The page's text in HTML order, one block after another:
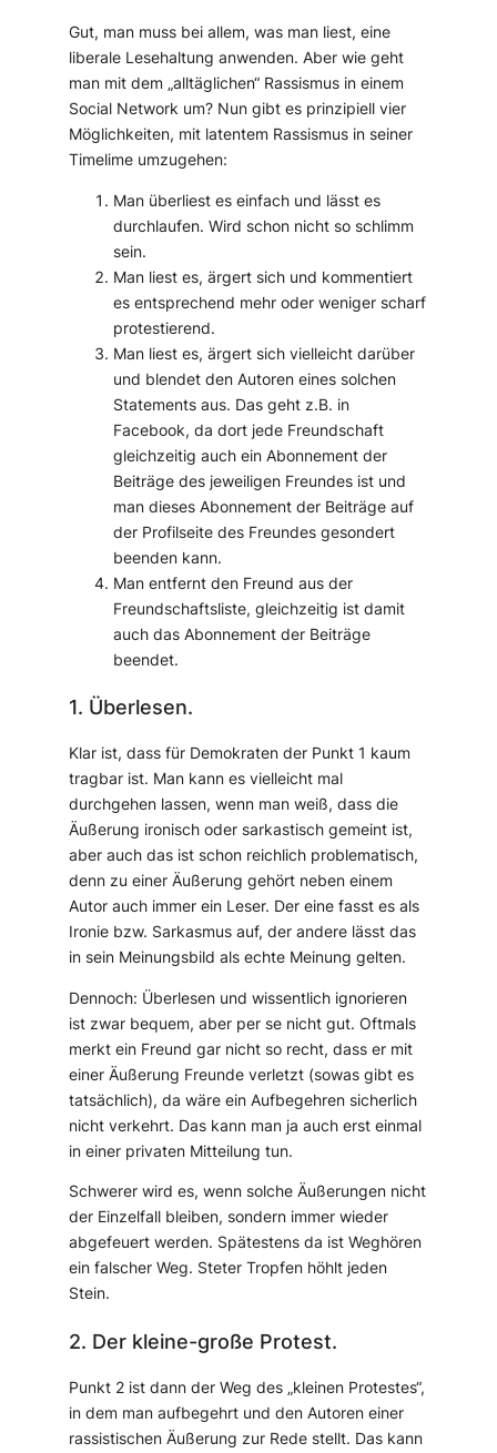
Gut, man muss bei allem, was man liest, eine
liberale Lesehaltung anwenden. Aber wie geht
man mit dem „alltäglichen“ Rassismus in einem
Social Network um? Nun gibt es prinzipiell vier
Möglichkeiten, mit latentem Rassismus in seiner
Timelime umzugehen:
Man überliest es einfach und lässt es
durchlaufen. Wird schon nicht so schlimm
sein.
Man liest es, ärgert sich und kommentiert
es entsprechend mehr oder weniger scharf
protestierend.
Man liest es, ärgert sich vielleicht darüber
und blendet den Autoren eines solchen
Statements aus. Das geht z.B. in
Facebook, da dort jede Freundschaft
gleichzeitig auch ein Abonnement der
Beiträge des jeweiligen Freundes ist und
man dieses Abonnement der Beiträge auf
der Profilseite des Freundes gesondert
beenden kann.
Man entfernt den Freund aus der
Freundschaftsliste, gleichzeitig ist damit
auch das Abonnement der Beiträge
beendet.
1. Überlesen.
Klar ist, dass für Demokraten der Punkt 1 kaum
tragbar ist. Man kann es vielleicht mal
durchgehen lassen, wenn man weiß, dass die
Äußerung ironisch oder sarkastisch gemeint ist,
aber auch das ist schon reichlich problematisch,
denn zu einer Äußerung gehört neben einem
Autor auch immer ein Leser. Der eine fasst es als
Ironie bzw. Sarkasmus auf, der andere lässt das
in sein Meinungsbild als echte Meinung gelten.
Dennoch: Überlesen und wissentlich ignorieren
ist zwar bequem, aber per se nicht gut. Oftmals
merkt ein Freund gar nicht so recht, dass er mit
einer Äußerung Freunde verletzt (sowas gibt es
tatsächlich), da wäre ein Aufbegehren sicherlich
nicht verkehrt. Das kann man ja auch erst einmal
in einer privaten Mitteilung tun.
Schwerer wird es, wenn solche Äußerungen nicht
der Einzelfall bleiben, sondern immer wieder
abgefeuert werden. Spätestens da ist Weghören
ein falscher Weg. Steter Tropfen höhlt jeden
Stein.
2. Der kleine-große Protest.
Punkt 2 ist dann der Weg des „kleinen Protestes“,
in dem man aufbegehrt und den Autoren einer
rassistischen Äußerung zur Rede stellt. Das kann